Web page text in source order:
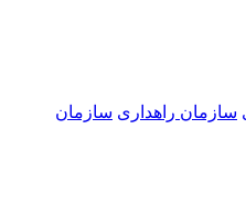
سازمان راهداری سازمان